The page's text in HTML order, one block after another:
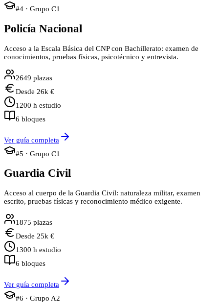
#4 · Grupo C1
Policía Nacional
Acceso a la Escala Básica del CNP con Bachillerato: examen de
conocimientos, pruebas físicas, psicotécnico y entrevista.
2649 plazas
Desde 26k €
1200 h estudio
6 bloques
Ver guía completa
#5 · Grupo C1
Guardia Civil
Acceso al cuerpo de la Guardia Civil: naturaleza militar, examen
escrito, pruebas físicas y reconocimiento médico exigente.
1875 plazas
Desde 25k €
1300 h estudio
6 bloques
Ver guía completa
#6 · Grupo A2